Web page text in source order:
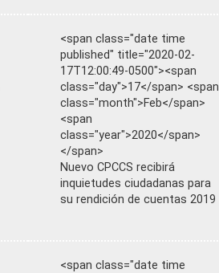
<span class="date time
published" title="2020-02-
17T12:00:49-0500"><span
class="day">17</span> <span
class="month">Feb</span>
<span
class="year">2020</span>
</span>
Nuevo CPCCS recibirá
inquietudes ciudadanas para
su rendición de cuentas 2019
<span class="date time